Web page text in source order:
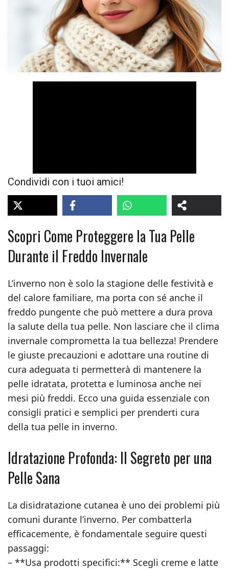
Condividi con i tuoi amici!
Scopri Come Proteggere la Tua Pelle
Durante il Freddo Invernale
L’inverno non è solo la stagione delle festività e
del calore familiare, ma porta con sé anche il
freddo pungente che può mettere a dura prova
la salute della tua pelle. Non lasciare che il clima
invernale comprometta la tua bellezza! Prendere
le giuste precauzioni e adottare una routine di
cura adeguata ti permetterà di mantenere la
pelle idratata, protetta e luminosa anche nei
mesi più freddi. Ecco una guida essenziale con
consigli pratici e semplici per prenderti cura
della tua pelle in inverno.
Idratazione Profonda: Il Segreto per una
Pelle Sana
La disidratazione cutanea è uno dei problemi più
comuni durante l’inverno. Per combatterla
efficacemente, è fondamentale seguire questi
passaggi:
– **Usa prodotti specifici:** Scegli creme e latte